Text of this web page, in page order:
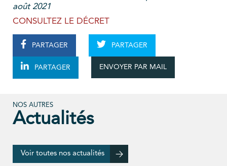
août 2021
CONSULTEZ LE DÉCRET
PARTAGER PARTAGER
PARTAGER ENVOYER PAR MAIL
NOS AUTRES
Actualités
Voir toutes nos actualités